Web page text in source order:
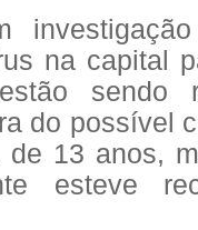
na capital
sendo
do possível
de 13 anos,
esteve